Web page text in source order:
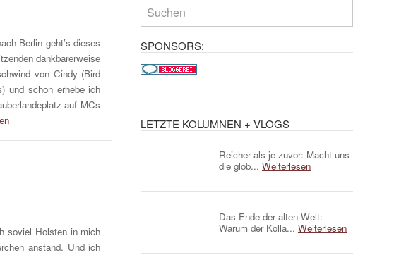
Berlin geht’s dieses
dankbarerweise
von Cindy (Bird
und schon erhebe ich
auf MCs
soviel Holsten in mich
anstand. Und ich
SPONSORS:
LETZTE KOLUMNEN + VLOGS
Reicher als je zuvor: Macht uns
die glob... Weiterlesen
Das Ende der alten Welt:
Warum der Kolla... Weiterlesen